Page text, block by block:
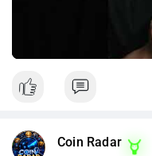
Coin Radar